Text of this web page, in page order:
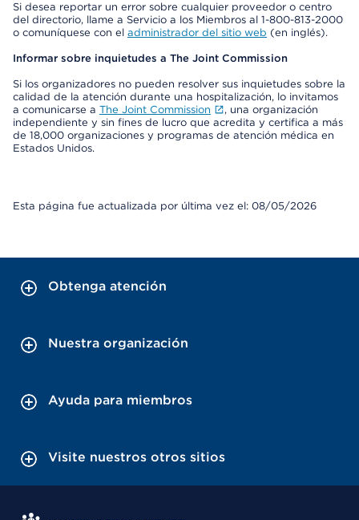
Si desea reportar un error sobre cualquier proveedor o centro
del directorio, llame a Servicio a los Miembros al 1-800-813-2000
o comuníquese con el administrador del sitio web (en inglés).
Informar sobre inquietudes a The Joint Commission
Si los organizadores no pueden resolver sus inquietudes sobre la
calidad de la atención durante una hospitalización, lo invitamos
a comunicarse a The Joint Commission
, una organización
independiente y sin fines de lucro que acredita y certifica a más
de 18,000 organizaciones y programas de atención médica en
Estados Unidos.
Esta página fue actualizada por última vez el: 08/05/2026
Obtenga atención
Nuestra organización
Ayuda para miembros
Visite nuestros otros sitios